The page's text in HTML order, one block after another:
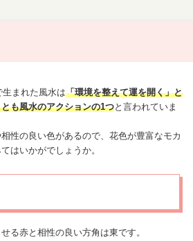
まれた風水は「環境を整えて運を開く」と
も風水のアクションの1つと言われていま
性の良い色があるので、花色が豊富なモカ
はいかがでしょうか。
る赤と相性の良い方角は東です。